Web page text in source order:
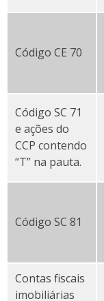
Código CE 70
Código SC 71
e ações do
CCP contendo
“T” na pauta.
Código SC 81
Contas fiscais
imobiliárias